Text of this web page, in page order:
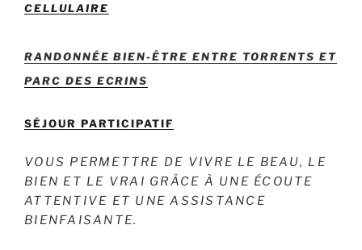
CELLULAIRE
RANDONNÉE BIEN-ÊTRE ENTRE TORRENTS ET
PARC DES ECRINS
SÉJOUR PARTICIPATIF
VOUS PERMETTRE DE VIVRE LE BEAU, LE
BIEN ET LE VRAI GRÂCE À UNE ÉCOUTE
ATTENTIVE ET UNE ASSISTANCE
BIENFAISANTE.